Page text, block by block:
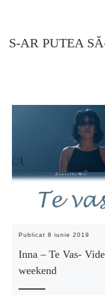
S-AR PUTEA
Publicat8 iunie 2019
Inna – Te Vas-
weekend